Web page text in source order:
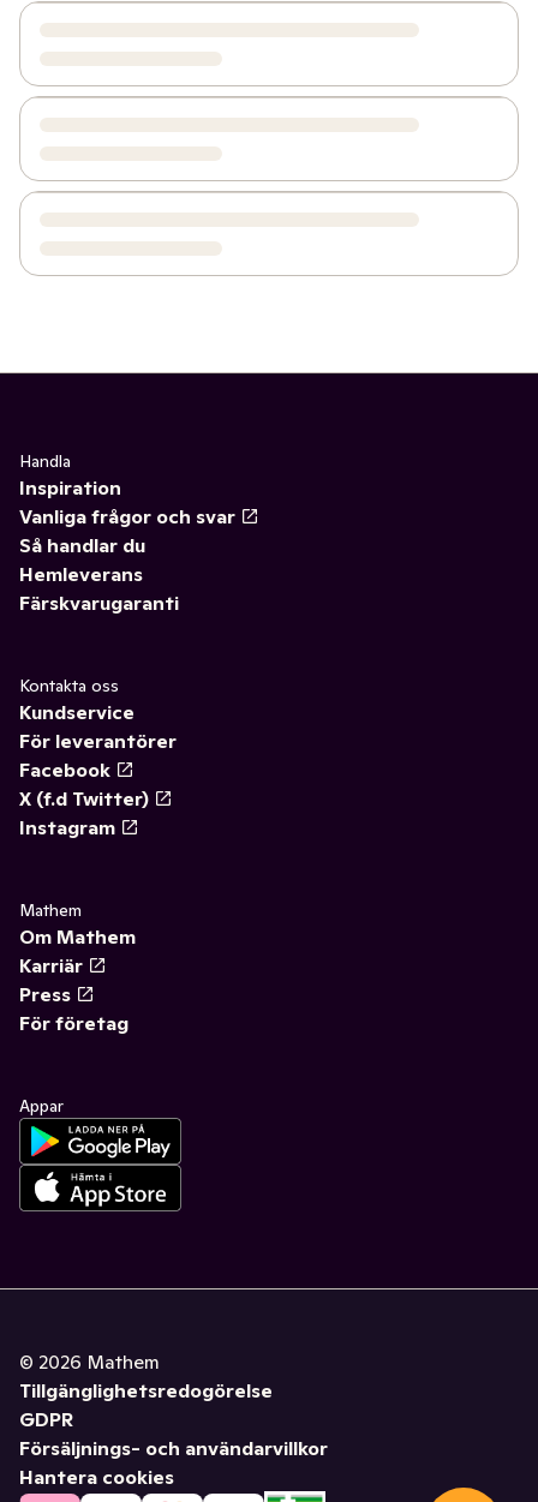
Handla
Inspiration
Vanliga frågor och svar
Så handlar du
Hemleverans
Färskvarugaranti
Kontakta oss
Kundservice
För leverantörer
Facebook
X (f.d Twitter)
Instagram
Mathem
Om Mathem
Karriär
Press
För företag
Appar
© 2026 Mathem
Tillgänglighetsredogörelse
GDPR
Försäljnings- och användarvillkor
Hantera cookies